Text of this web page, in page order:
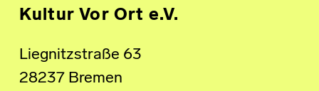
Kultur Vor Ort e.V.
Liegnitzstraße 63
28237 Bremen